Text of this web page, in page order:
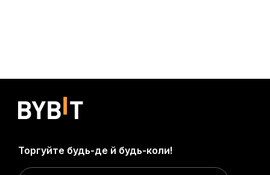
Торгуйте будь-де й будь-коли!